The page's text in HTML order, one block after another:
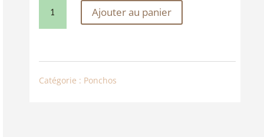
9
Ajouter au panier
Catégorie : Ponchos